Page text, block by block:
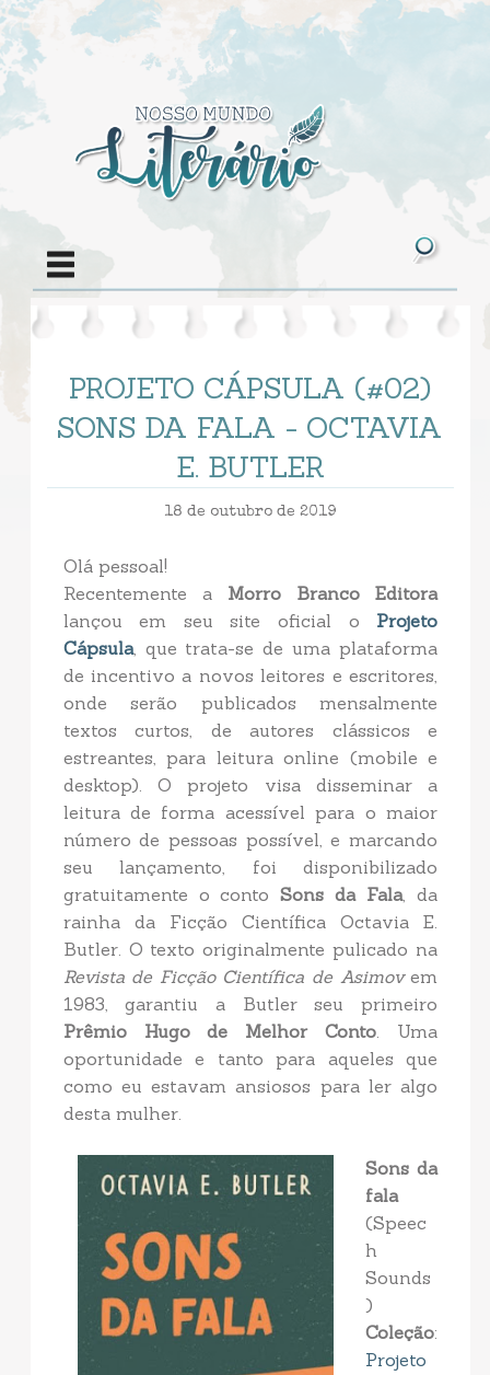
PROJETO CÁPSULA (#02)
SONS DA FALA - OCTAVIA
E. BUTLER
18 de outubro de 2019
Olá pessoal!
Recentemente a Morro Branco Editora
lançou em seu site oficial o Projeto
Cápsula, que trata-se de uma plataforma
de incentivo a novos leitores e escritores,
onde serão publicados mensalmente
textos curtos, de autores clássicos e
estreantes, para leitura online (mobile e
desktop). O projeto visa disseminar a
leitura de forma acessível para o maior
número de pessoas possível, e marcando
seu lançamento, foi disponibilizado
gratuitamente o contoSons da Fala, da
rainha da Ficção Científica Octavia E.
Butler. O texto originalmente pulicado na
Revista de Ficção Científica de Asimovem
1983, garantiu a Butler seu primeiro
Prêmio Hugo de Melhor Conto. Uma
oportunidade e tanto para aqueles que
como eu estavam ansiosos para ler algo
desta mulher.
Sons da
fala
(Speec
h
Sounds
)
Coleção:
Projeto